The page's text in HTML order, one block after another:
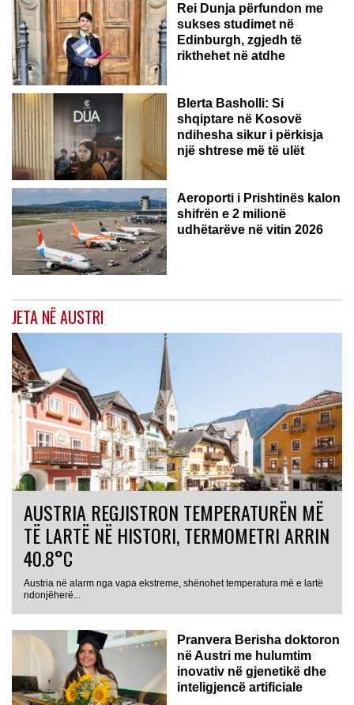
Rei Dunja përfundon me
sukses studimet në
Edinburgh, zgjedh të
rikthehet në atdhe
Blerta Basholli: Si
shqiptare në Kosovë
ndihesha sikur i përkisja
një shtrese më të ulët
Aeroporti i Prishtinës kalon
shifrën e 2 milionë
udhëtarëve në vitin 2026
JETA NË AUSTRI
AUSTRIA REGJISTRON TEMPERATURËN MË
TË LARTË NË HISTORI, TERMOMETRI ARRIN
40.8°C
Austria në alarm nga vapa ekstreme, shënohet temperatura më e lartë
ndonjëherë...
AUSTRI
Pranvera Berisha doktoron
në Austri me hulumtim
inovativ në gjenetikë dhe
inteligjencë artificiale